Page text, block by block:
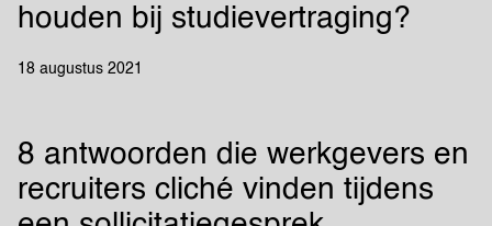
houden bij studievertraging?
18 augustus 2021
8 antwoorden die werkgevers en
recruiters cliché vinden tijdens